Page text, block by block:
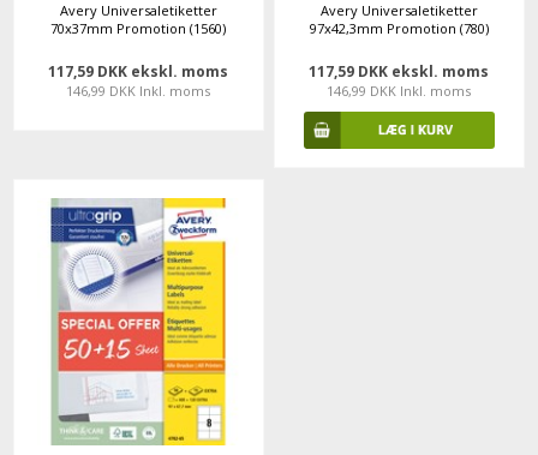
Avery Universaletiketter
70x37mm Promotion (1560)
117,59 DKK ekskl. moms
146,99 DKK Inkl. moms
Avery Universaletiketter
97x42,3mm Promotion (780)
117,59 DKK ekskl. moms
146,99 DKK Inkl. moms